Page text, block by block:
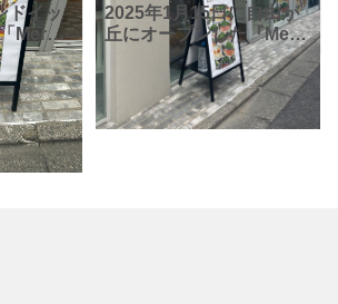
ドイッ
Merci
は、
が丘に
ドイッ
2025年1月15日に自由が
丘にオープンした『Merci
自由が丘店』さんは、サ
ンドイッチ専門店です
公式ホームページによる
と、『Merci』さ